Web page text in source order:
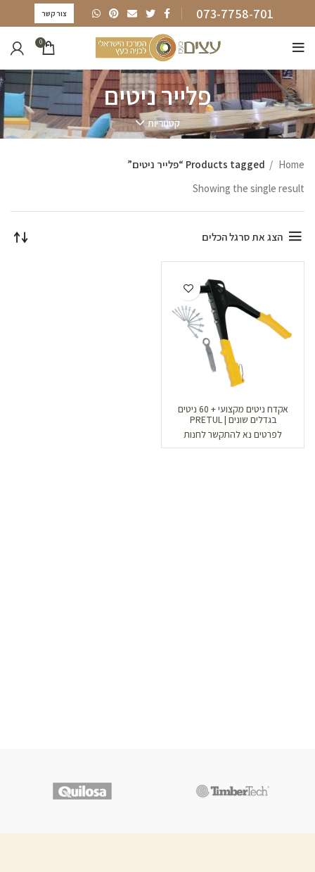
073-7758-701 צור קשר
0
פלייר ניטים
קטגוריות
Home
Products tagged “פלייר ניטים”
Showing the single result
הצג את סרגל הכלים
אקדח ניטים מקצועי + 60 ניטים
בגדלים שונים | PRETUL
לפרטים נא להתקשר לחנות